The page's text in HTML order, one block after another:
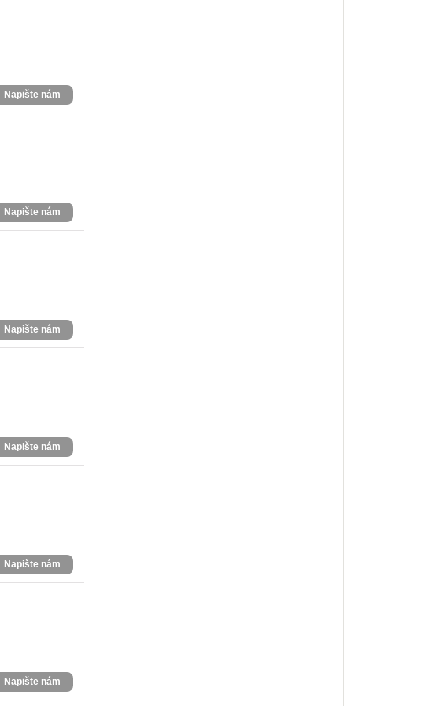
Napište nám
Napište nám
Napište nám
Napište nám
Napište nám
Napište nám